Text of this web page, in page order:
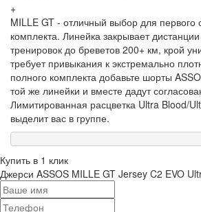
+
MILLE GT - отличный выбор для первого
комплекта. Линейка закрывает дистанции
тренировок до бреветов 200+ км, крой
требует привыкания к экстремально
полного комплекта добавьте шорты
той же линейки и вместе дадут
Лимитированная расцветка Ultra Blood/
выделит вас в группе.
Купить в 1 клик
Джерси ASSOS MILLE GT Jersey C2 EVO